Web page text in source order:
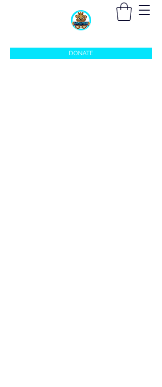
sleepingprincefoundation@gmail.com
DONATE